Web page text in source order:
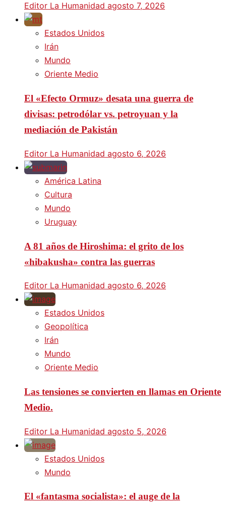
Editor La Humanidad agosto 7, 2026
Estados Unidos
Irán
Mundo
Oriente Medio
El «Efecto Ormuz» desata una guerra de
divisas: petrodólar vs. petroyuan y la
mediación de Pakistán
Editor La Humanidad agosto 6, 2026
América Latina
Cultura
Mundo
Uruguay
A 81 años de Hiroshima: el grito de los
«hibakusha» contra las guerras
Editor La Humanidad agosto 6, 2026
Estados Unidos
Geopolítica
Irán
Mundo
Oriente Medio
Las tensiones se convierten en llamas en Oriente
Medio.
Editor La Humanidad agosto 5, 2026
Estados Unidos
Mundo
El «fantasma socialista»: el auge de la